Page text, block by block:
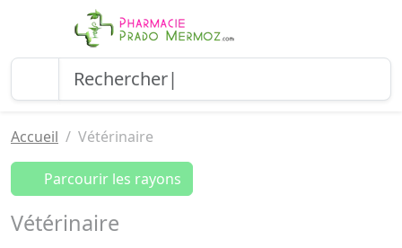
Accueil Vétérinaire
Parcourir les rayons
Vétérinaire